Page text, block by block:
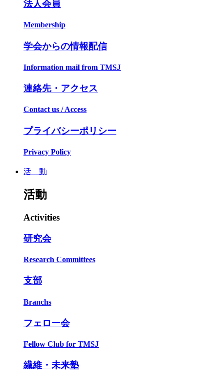
法人会員
Membership
学会からの情報配信
Information mail from TMSJ
連絡先・アクセス
Contact us / Access
プライバシーポリシー
Privacy Policy
活 動
活動
Activities
研究会
Research Committees
支部
Branchs
フェロー会
Fellow Club for TMSJ
繊維・未来塾